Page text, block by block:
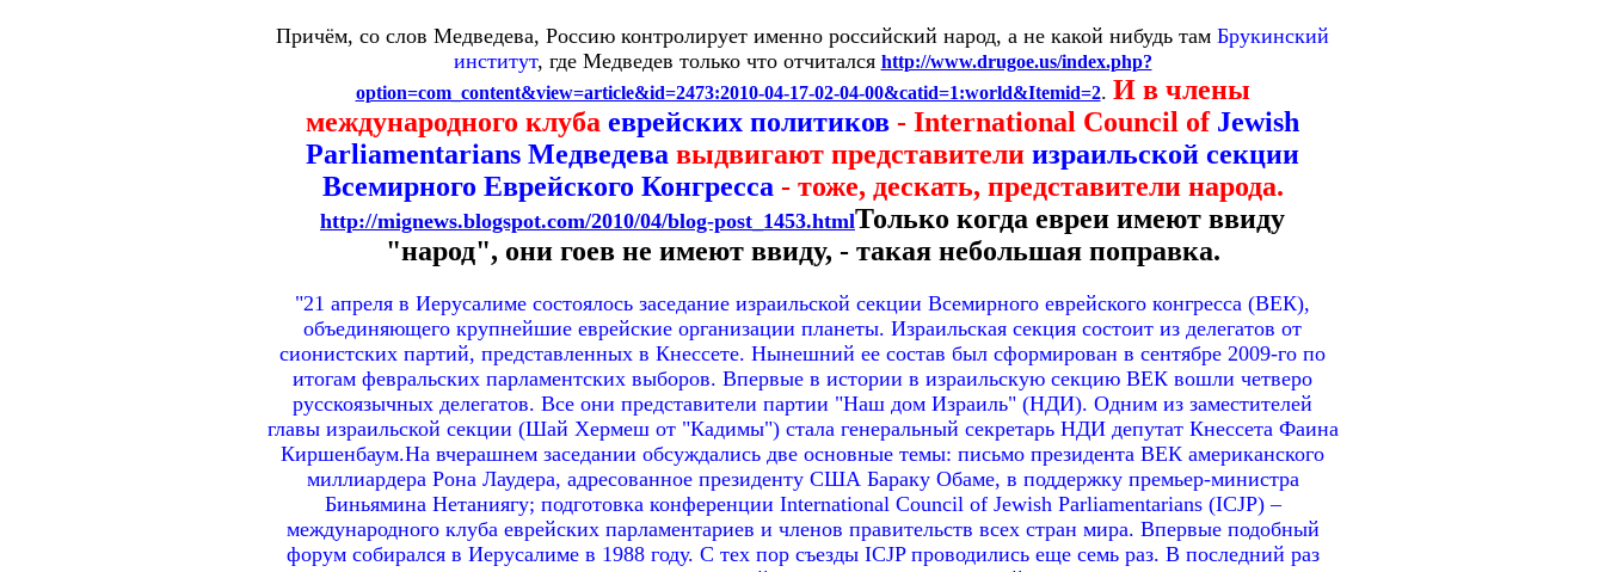
Причём, со слов Медведева, Россию контролирует именно российский народ, а не какой нибудь там Брукинский
институт, где Медведев только что отчитался http://www.drugoe.us/index.php?
option=com_content&view=article&id=2473:2010-04-17-02-04-00&catid=1:world&Itemid=2. И в члены
международного клуба еврейских политиков - International Council of Jewish
Parliamentarians Медведева выдвигают представители израильской секции
Всемирного Еврейского Конгресса - тоже, дескать, представители народа.
http://mignews.blogspot.com/2010/04/blog-post_1453.htmlТолько когда евреи имеют ввиду
"народ", они гоев не имеют ввиду, - такая небольшая поправка.
"21 апреля в Иерусалиме состоялось заседание израильской секции Всемирного еврейского конгресса (ВЕК),
объединяющего крупнейшие еврейские организации планеты. Израильская секция состоит из делегатов от
сионистских партий, представленных в Кнессете. Нынешний ее состав был сформирован в сентябре 2009-го по
итогам февральских парламентских выборов. Впервые в истории в израильскую секцию ВЕК вошли четверо
русскоязычных делегатов. Все они представители партии "Наш дом Израиль" (НДИ). Одним из заместителей
главы израильской секции (Шай Хермеш от "Кадимы") стала генеральный секретарь НДИ депутат Кнессета Фаина
Киршенбаум.На вчерашнем заседании обсуждались две основные темы: письмо президента ВЕК американского
миллиардера Рона Лаудера, адресованное президенту США Бараку Обаме, в поддержку премьер-министра
Биньямина Нетаниягу; подготовка конференции International Council of Jewish Parliamentarians (ICJP) –
международного клуба еврейских парламентариев и членов правительств всех стран мира. Впервые подобный
форум собирался в Иерусалиме в 1988 году. С тех пор съезды ICJP проводились еще семь раз. В последний раз